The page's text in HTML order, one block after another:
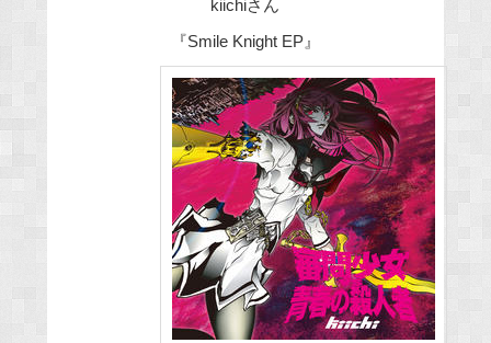
kiichiさん
『Smile Knight EP』